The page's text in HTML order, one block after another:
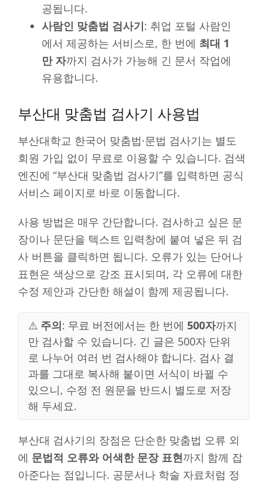
공됩니다.
사람인 맞춤법 검사기: 취업 포털 사람인
에서 제공하는 서비스로, 한 번에 최대 1
만 자까지 검사가 가능해 긴 문서 작업에
유용합니다.
부산대 맞춤법 검사기 사용법
부산대학교 한국어 맞춤법·문법 검사기는 별도
회원 가입 없이 무료로 이용할 수 있습니다. 검색
엔진에 “부산대 맞춤법 검사기”를 입력하면 공식
서비스 페이지로 바로 이동합니다.
사용 방법은 매우 간단합니다. 검사하고 싶은 문
장이나 문단을 텍스트 입력창에 붙여 넣은 뒤 검
사 버튼을 클릭하면 됩니다. 오류가 있는 단어나
표현은 색상으로 강조 표시되며, 각 오류에 대한
수정 제안과 간단한 해설이 함께 제공됩니다.
⚠️ 주의: 무료 버전에서는 한 번에 500자까지
만 검사할 수 있습니다. 긴 글은 500자 단위
로 나누어 여러 번 검사해야 합니다. 검사 결
과를 그대로 복사해 붙이면 서식이 바뀔 수
있으니, 수정 전 원문을 반드시 별도로 저장
해 두세요.
부산대 검사기의 장점은 단순한 맞춤법 오류 외
에 문법적 오류와 어색한 문장 표현까지 함께 잡
아준다는 점입니다. 공문서나 학술 자료처럼 정